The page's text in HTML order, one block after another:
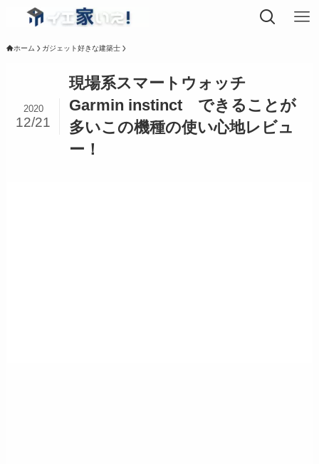
ホーム ガジェット好きな建築士
現場系スマートウォッチ
Garmin instinct できることが
多いこの機種の使い心地レビュ
ー！
2020
12/21